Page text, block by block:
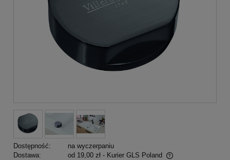
Dostępność:
na wyczerpaniu
Dostawa:
od 19,00 zł - Kurier GLS Poland